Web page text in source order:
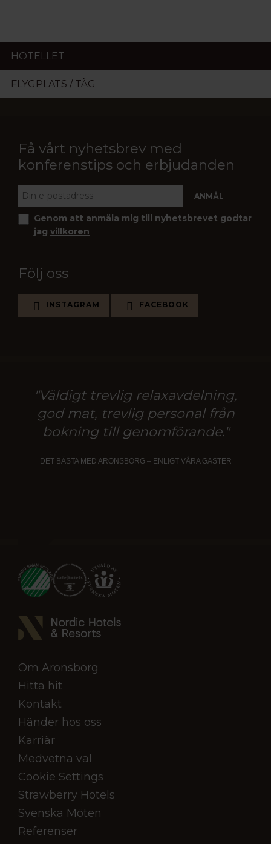
HOTELLET
FLYGPLATS / TÅG
Få vårt nyhetsbrev med
konferenstips och erbjudanden
Genom att anmäla mig till nyhetsbrevet godtar
jag villkoren
Följ oss
INSTAGRAM FACEBOOK
"Väldigt trevlig relaxavdelning,
god mat, trevlig personal från
bokning till genomförande."
DET BÄSTA MED ARONSBORG – ENLIGT VÅRA GÄSTER
Om Aronsborg
Hitta hit
Kontakt
Händer hos oss
Karriär
Medvetna val
Cookie Settings
Strawberry Hotels
Svenska Möten
Referenser